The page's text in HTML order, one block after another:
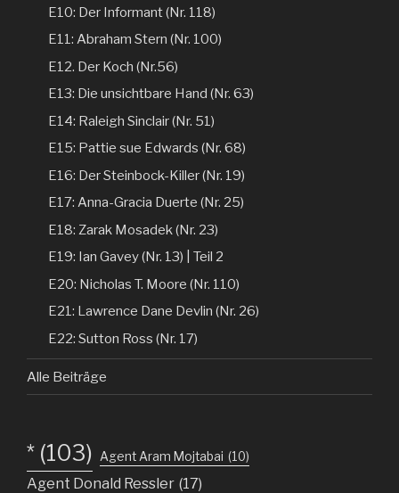
E10: Der Informant (Nr. 118)
E11: Abraham Stern (Nr. 100)
E12. Der Koch (Nr.56)
E13: Die unsichtbare Hand (Nr. 63)
E14: Raleigh Sinclair (Nr. 51)
E15: Pattie sue Edwards (Nr. 68)
E16: Der Steinbock-Killer (Nr. 19)
E17: Anna-Gracia Duerte (Nr. 25)
E18: Zarak Mosadek (Nr. 23)
E19: Ian Gavey (Nr. 13) | Teil 2
E20: Nicholas T. Moore (Nr. 110)
E21: Lawrence Dane Devlin (Nr. 26)
E22: Sutton Ross (Nr. 17)
Alle Beiträge
* (103) Agent Aram Mojtabai (10)
Agent Donald Ressler (17)